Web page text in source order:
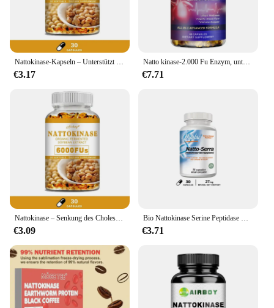
Nattokinase-Kapseln – Unterstützt die Herz-, Herz-Kreislauf-Gesundheit, fördert die Durchblutung und verbessert die Immunität
€3.17
Natto kinase-2.000 Fu Enzym, unterstützt Herz gesundheit & Kreislauf & normale Durchblutung, nicht GVO, gluten frei, 60/120 Kapseln
€7.71
Nattokinase – Senkung des Cholesterins, unterstützt die Gesundheit von Herz und Gehirn, Herz-Kreislauf-Gesundheit, fördert die Durchblutung
€3.09
Bio Nattokinase Serine Peptidase Glutenfreie Immununterstützung Nicht-GMO 120-vegetarisches Nahrungsergänzungsmittel
€3.71